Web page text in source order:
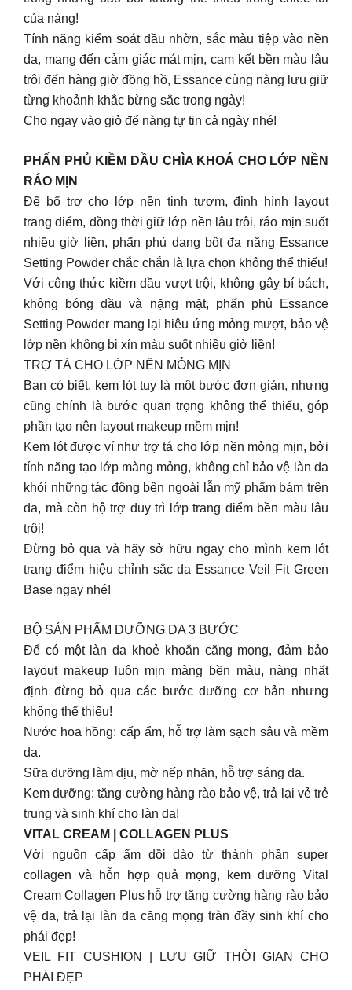
của nàng!
Tính năng kiểm soát dầu nhờn, sắc màu tiệp vào nền
da, mang đến cảm giác mát mịn, cam kết bền màu lâu
trôi đến hàng giờ đồng hồ, Essance cùng nàng lưu giữ
từng khoảnh khắc bừng sắc trong ngày!
Cho ngay vào giỏ để nàng tự tin cả ngày nhé!
PHẤN PHỦ KIỀM DẦU CHÌA KHOÁ CHO LỚP NỀN
RÁO MỊN
Để bổ trợ cho lớp nền tinh tươm, định hình layout
trang điểm, đồng thời giữ lớp nền lâu trôi, ráo mịn suốt
nhiều giờ liền, phấn phủ dạng bột đa năng Essance
Setting Powder chắc chắn là lựa chọn không thể thiếu!
Với công thức kiềm dầu vượt trội, không gây bí bách,
không bóng dầu và nặng mặt, phấn phủ Essance
Setting Powder mang lại hiệu ứng mỏng mượt, bảo vệ
lớp nền không bị xỉn màu suốt nhiều giờ liền!
TRỢ TÁ CHO LỚP NỀN MỎNG MỊN
Bạn có biết, kem lót tuy là một bước đơn giản, nhưng
cũng chính là bước quan trọng không thể thiếu, góp
phần tạo nên layout makeup mềm mịn!
Kem lót được ví như trợ tá cho lớp nền mỏng mịn, bởi
tính năng tạo lớp màng mỏng, không chỉ bảo vệ làn da
khỏi những tác động bên ngoài lẫn mỹ phẩm bám trên
da, mà còn hộ trợ duy trì lớp trang điểm bền màu lâu
trôi!
Đừng bỏ qua và hãy sở hữu ngay cho mình kem lót
trang điểm hiệu chỉnh sắc da Essance Veil Fit Green
Base ngay nhé!
BỘ SẢN PHẨM DƯỠNG DA 3 BƯỚC
Để có một làn da khoẻ khoắn căng mọng, đảm bảo
layout makeup luôn mịn màng bền màu, nàng nhất
định đừng bỏ qua các bước dưỡng cơ bản nhưng
không thể thiếu!
Nước hoa hồng: cấp ẩm, hỗ trợ làm sạch sâu và mềm
da.
Sữa dưỡng làm dịu, mờ nếp nhăn, hỗ trợ sáng da.
Kem dưỡng: tăng cường hàng rào bảo vệ, trả lại vẻ trẻ
trung và sinh khí cho làn da!
VITAL CREAM | COLLAGEN PLUS
Với nguồn cấp ẩm dồi dào từ thành phần super
collagen và hỗn hợp quả mọng, kem dưỡng Vital
Cream Collagen Plus hỗ trợ tăng cường hàng rào bảo
vệ da, trả lại làn da căng mọng tràn đầy sinh khí cho
phái đẹp!
VEIL FIT CUSHION | LƯU GIỮ THỜI GIAN CHO
PHÁI ĐẸP